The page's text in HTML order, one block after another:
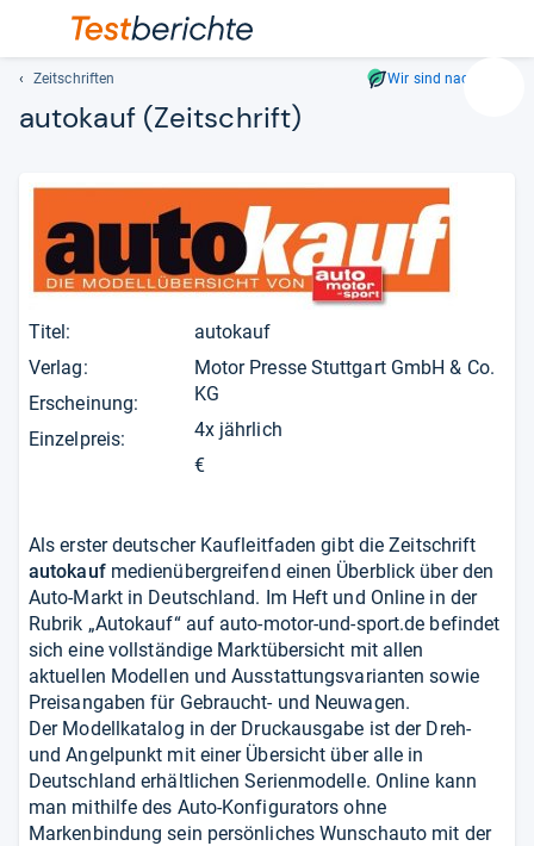
und
Zeitschriften Wir sind nachhaltig
autokauf (Zeitschrift)
Titel:
Verlag:
Erscheinung:
Einzelpreis:
autokauf
Motor Presse Stuttgart GmbH & Co.
KG
4x jährlich
€
Als erster deutscher Kaufleitfaden gibt die Zeitschrift
autokaufmedienübergreifend einen Überblick über den
Auto-Markt in Deutschland. Im Heft und Online in der
Rubrik „Autokauf“ auf auto-motor-und-sport.de befindet
sich eine vollständige Marktübersicht mit allen
aktuellen Modellen und Ausstattungsvarianten sowie
Preisangaben für Gebraucht- und Neuwagen.
Der Modellkatalog in der Druckausgabe ist der Dreh-
und Angelpunkt mit einer Übersicht über alle in
Deutschland erhältlichen Serienmodelle. Online kann
man mithilfe des Auto-Konfigurators ohne
Markenbindung sein persönliches Wunschauto mit der